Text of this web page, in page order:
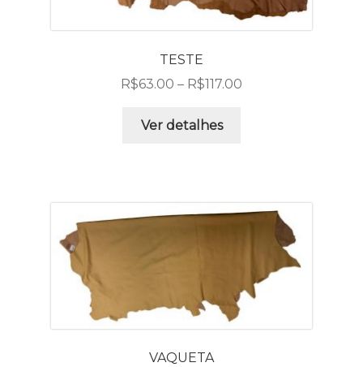
TESTE
R$63.00 – R$117.00
Ver detalhes
VAQUETA